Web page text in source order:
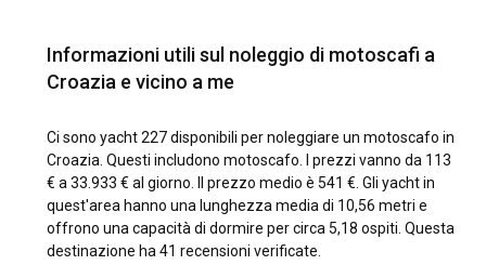
Quali sono le principali attrazioni e attività
Che si tratti di immergersi nelle grotte azzurre di Biševo o di
esplorare le antiche mura della città di Dubrovnik, navigare
attorno al Parco Nazionale delle Kornati o prendere il sole
sulla spiaggia di Zlatni Rat, la Croazia offre una vasta
gamma di attività all'aperto e attrazioni uniche. Il paese è
Informazioni utili sul noleggio di motoscafi a
Croazia e vicino a me
Ci sono yacht 227 disponibili per noleggiare un motoscafo in
Croazia. Questi includono motoscafo. I prezzi vanno da 113
€ a 33.933 € al giorno. Il prezzo medio è 541 €. Gli yacht in
quest'area hanno una lunghezza media di 10,56 metri e
offrono una capacità di dormire per circa 5,18 ospiti. Questa
destinazione ha 41 recensioni verificate.